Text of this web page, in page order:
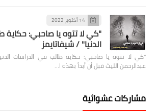
14 أكتوبر 2022
"كي لا تتوه يا صاحبي: حكاية
الدنيا" / شيفاتايمز
"كي لا تتوه يا صاحبي: حكاية طالب في الدراسات
عبدالرحمن الليث قبل أن أبدأ بهذه ا…
مشاركات عشوائية